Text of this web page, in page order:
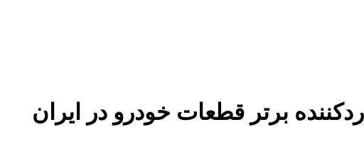
برتر قطعات خودرو در ایران